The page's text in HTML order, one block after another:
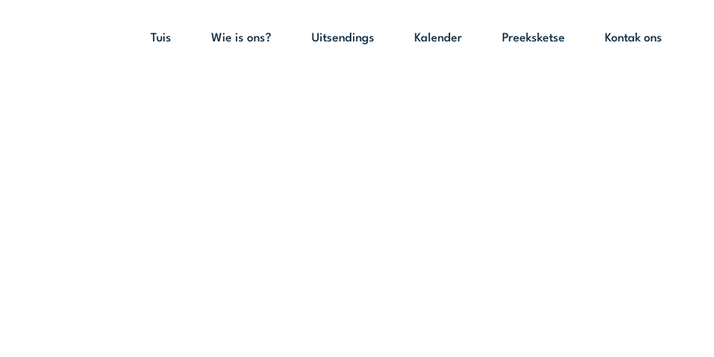
Tuis Wie is ons? Uitsendings Kalender Preeksketse Kontak ons